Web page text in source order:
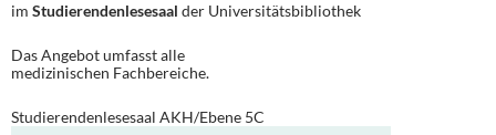
im Studierendenlesesaal der Universitätsbibliothek
Das Angebot umfasst alle
medizinischen Fachbereiche.
Studierendenlesesaal AKH/Ebene 5C